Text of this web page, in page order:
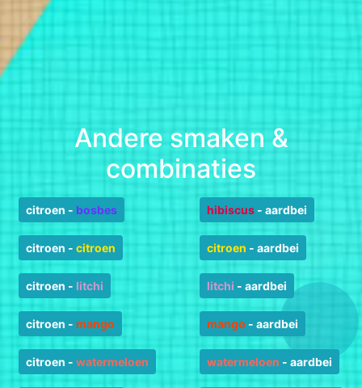
Andere smaken &
combinaties
citroen - bosbes
citroen - citroen
citroen - litchi
citroen - mango
citroen - watermeloen
hibiscus - aardbei
citroen - aardbei
litchi - aardbei
mango - aardbei
watermeloen - aardbei